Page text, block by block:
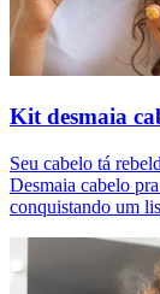
Kit desmaia
Seu cabelo tá
Desmaia cabelo
conquistando um